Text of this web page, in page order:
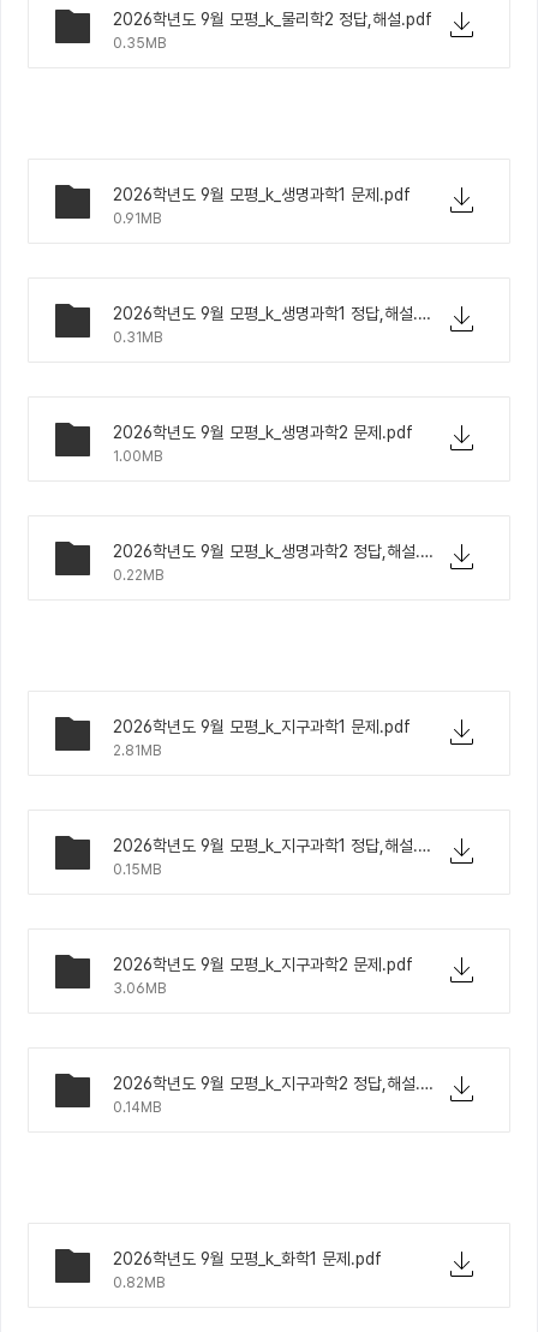
2026학년도 9월 모평_k_물리학2 정답,해설.pdf
0.35MB
2026학년도 9월 모평_k_생명과학1 문제.pdf
0.91MB
2026학년도 9월 모평_k_생명과학1 정답,해설.pdf
0.31MB
2026학년도 9월 모평_k_생명과학2 문제.pdf
1.00MB
2026학년도 9월 모평_k_생명과학2 정답,해설.pdf
0.22MB
2026학년도 9월 모평_k_지구과학1 문제.pdf
2.81MB
2026학년도 9월 모평_k_지구과학1 정답,해설.pdf
0.15MB
2026학년도 9월 모평_k_지구과학2 문제.pdf
3.06MB
2026학년도 9월 모평_k_지구과학2 정답,해설.pdf
0.14MB
2026학년도 9월 모평_k_화학1 문제.pdf
0.82MB